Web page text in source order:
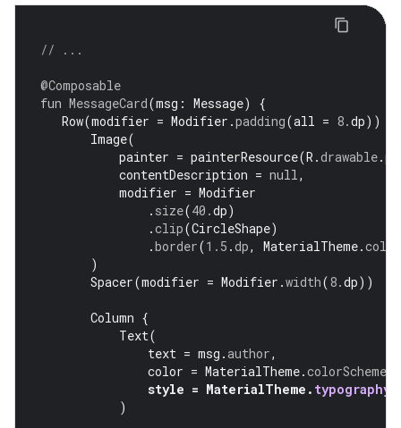
// ...
@Composable
fun MessageCard(msg : Message)
{
Row(modifier = Modifier .padding(all = 8.dp))
Image(
painter = painterResource(R .drawable.
contentDescription = null,
modifier = Modifier
. size(40.dp)
.clip(CircleShape)
.border(1.5 .dp, MaterialTheme.
)
Spacer(modifier = Modifier .width(8.dp))
Column {
Text(
text = msg .author,
color = MaterialTheme.colorScheme
style = MaterialTheme . typography
)